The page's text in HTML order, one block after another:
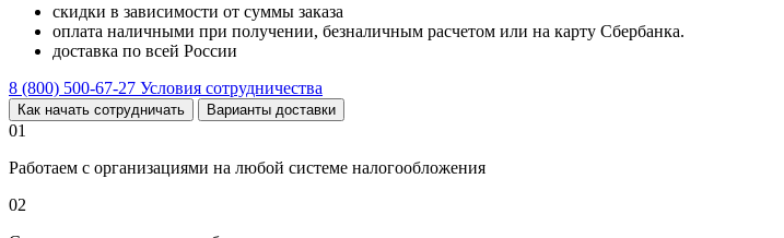
скидки в зависимости от суммы заказа
оплата наличными при получении, безналичным расчетом или на карту Сбербанка.
доставка по всей России
8 (800) 500-67-27 Условия сотрудничества
Как начать сотрудничать Варианты доставки
01
Работаем с организациями на любой системе налогообложения
02